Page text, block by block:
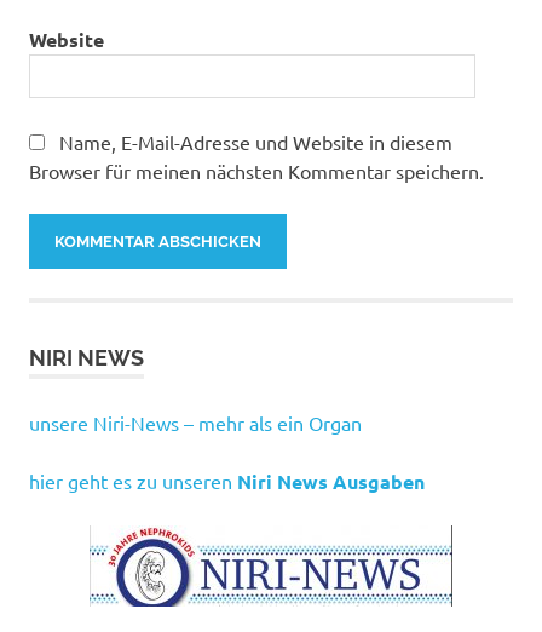
Website
Name, E-Mail-Adresse und Website in diesem
Browser für meinen nächsten Kommentar speichern.
NIRI NEWS
unsere Niri-News – mehr als ein Organ
hier geht es zu unseren Niri News Ausgaben